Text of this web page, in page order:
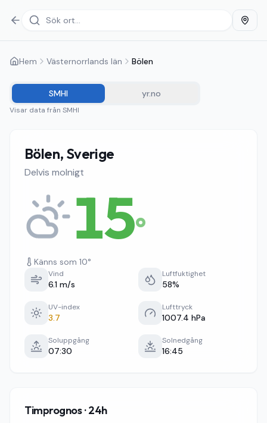
Hem Västernorrlands län Bölen
SMHI yr.no
Visar data från SMHI
Bölen, Sverige
Delvis molnigt
15°
Känns som 10°
Vind
6.1 m/s
Luftfuktighet
58%
UV-index
3.7
Lufttryck
1007.4 hPa
Soluppgång
07:30
Solnedgång
16:45
Timprognos · 24h